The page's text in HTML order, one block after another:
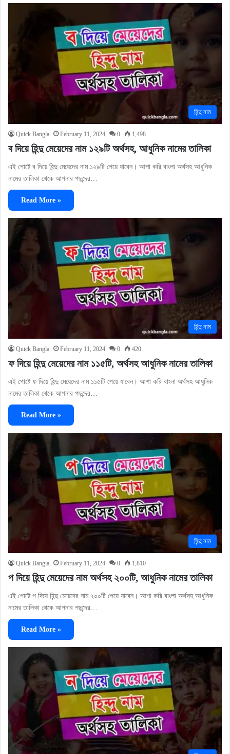
হিন্দু নাম
Quick Bangla February 11, 2024 0 1,498
ব দিয়ে হিন্দু মেয়েদের নাম ১২৯টি অর্থসহ, আধুনিক নামের তালিকা
এই পোষ্টে ব দিয়ে হিন্দু মেয়েদের নাম ১২৯টি পেয়ে যাবেন। আশা করি বাংলা অর্থসহ আধুনিক
নামের তালিকা থেকে আপনার পছন্দের…
Read More »
হিন্দু নাম
Quick Bangla February 11, 2024 0 420
ফ দিয়ে হিন্দু মেয়েদের নাম ১১৫টি, অর্থসহ আধুনিক নামের তালিকা
এই পোষ্টে ফ দিয়ে হিন্দু মেয়েদের নাম ১১৫টি পেয়ে যাবেন। আশা করি বাংলা অর্থসহ আধুনিক
নামের তালিকা থেকে আপনার পছন্দের…
Read More »
হিন্দু নাম
Quick Bangla February 11, 2024 0 1,810
প দিয়ে হিন্দু মেয়েদের নাম অর্থসহ ২০০টি, আধুনিক নামের তালিকা
এই পোষ্টে প দিয়ে হিন্দু মেয়েদের নাম ২০০টি পেয়ে যাবেন। আশা করি বাংলা অর্থসহ আধুনিক
নামের তালিকা থেকে আপনার পছন্দের…
Read More »